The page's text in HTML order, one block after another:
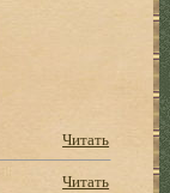
Читать
Читать